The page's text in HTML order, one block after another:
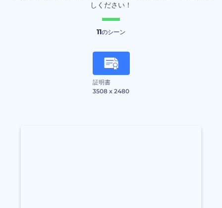
しください！
11のシーン
証明書
3508 x 2480